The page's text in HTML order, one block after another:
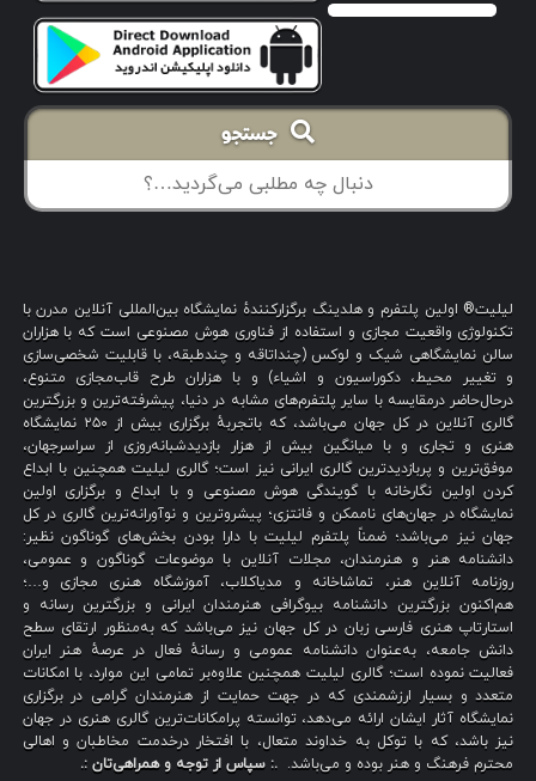
جستجو
لیلیت® اولین پلتفرم و هلدینگ برگزارکنندهٔ نمایشگاه بین‌المللی آنلاین مدرن با
تکنولوژی واقعیت مجازی و استفاده از فناوری هوش مصنوعی است که با هزاران
سالن نمایشگاهی شیک و لوکس (چنداتاقه و چندطبقه، با قابلیت شخصی‌سازی
و تغییر محیط، دکوراسیون و اشیاء) و با هزاران طرح قاب‌مجازی متنوع،
درحال‌حاضر درمقایسه با سایر پلتفرم‌های مشابه در دنیا، پیشرفته‌ترین و بزرگترین
گالری آنلاین در کل جهان می‌باشد، که باتجربهٔ برگزاری بیش از ۲۵۰ نمایشگاه
هنری و تجاری و با میانگین بیش از هزار بازدیدشبانه‌روزی از سراسرجهان،
موفق‌ترین و پربازدیدترین گالری ایرانی نیز است؛ گالری لیلیت همچنین با ابداع
کردن اولین نگارخانه با گویندگی هوش مصنوعی و با ابداع و برگزاری اولین
نمایشگاه در جهان‌های ناممکن و فانتزی؛ پیشروترین و نوآورانه‌ترین گالری در کل
جهان نیز می‌باشد؛ ضمناً پلتفرم لیلیت با دارا بودن بخش‌های گوناگون نظیر:
دانشنامه هنر و هنرمندان، مجلات آنلاین با موضوعات گوناگون و عمومی،
روزنامه آنلاین هنر، تماشاخانه و مدیاکلاب، آموزشگاه هنری مجازی و…؛
هم‌اکنون بزرگترین دانشنامه بیوگرافی هنرمندان ایرانی و بزرگترین رسانه و
استارتاپ هنری فارسی زبان در کل جهان نیز می‌باشد که به‌منظور ارتقای سطح
دانش جامعه، به‌عنوان دانشنامه عمومی و رسانهٔ فعال در عرصهٔ هنر ایران
فعالیت نموده است؛ گالری لیلیت همچنین علاوه‌بر تمامی این موارد، با امکانات
متعدد و بسیار ارزشمندی که در جهت حمایت از هنرمندان گرامی در برگزاری
نمایشگاه آثار ایشان ارائه می‌دهد، توانسته پرامکانات‌ترین گالری هنری در جهان
نیز باشد، که با توکل به خداوند متعال، با افتخار درخدمت مخاطبان و اهالی
محترم فرهنگ و هنر بوده و می‌باشد. .: سپاس از توجه و همراهی‌تان :.